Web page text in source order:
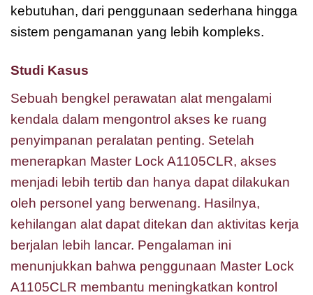
kebutuhan, dari penggunaan sederhana hingga
sistem pengamanan yang lebih kompleks.
Studi Kasus
Sebuah bengkel perawatan alat mengalami
kendala dalam mengontrol akses ke ruang
penyimpanan peralatan penting. Setelah
menerapkan Master Lock A1105CLR, akses
menjadi lebih tertib dan hanya dapat dilakukan
oleh personel yang berwenang. Hasilnya,
kehilangan alat dapat ditekan dan aktivitas kerja
berjalan lebih lancar. Pengalaman ini
menunjukkan bahwa penggunaan Master Lock
A1105CLR membantu meningkatkan kontrol